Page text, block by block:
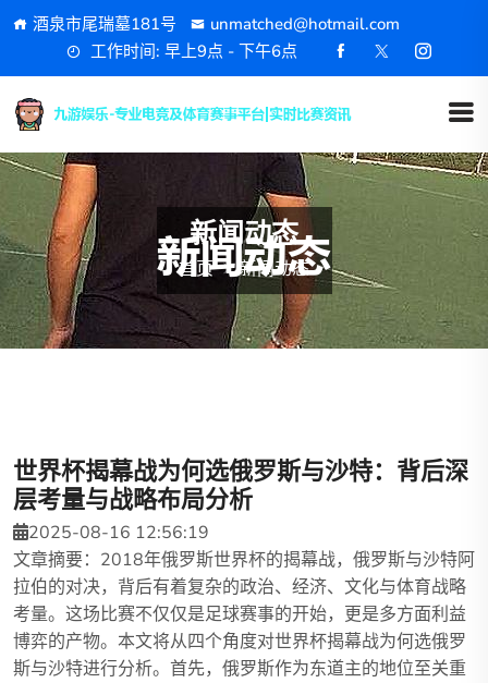
酒泉市尾瑞墓181号
unmatched@hotmail.com
工作时间: 早上9点 - 下午6点
新闻动态
首页 新闻动态
世界杯揭幕战为何选俄罗斯与沙特：背后深
层考量与战略布局分析
2025-08-16 12:56:19
文章摘要：2018年俄罗斯世界杯的揭幕战，俄罗斯与沙特阿
拉伯的对决，背后有着复杂的政治、经济、文化与体育战略
考量。这场比赛不仅仅是足球赛事的开始，更是多方面利益
博弈的产物。本文将从四个角度对世界杯揭幕战为何选俄罗
斯与沙特进行分析。首先，俄罗斯作为东道主的地位至关重